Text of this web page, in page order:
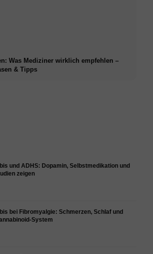
Was Mediziner wirklich empfehlen –
& Tipps
und ADHS: Dopamin, Selbstmedikation und
zeigen
bei Fibromyalgie: Schmerzen, Schlaf und
System